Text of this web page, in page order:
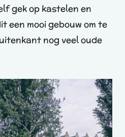
gek op kastelen en
een mooi gebouw om te
nog veel oude